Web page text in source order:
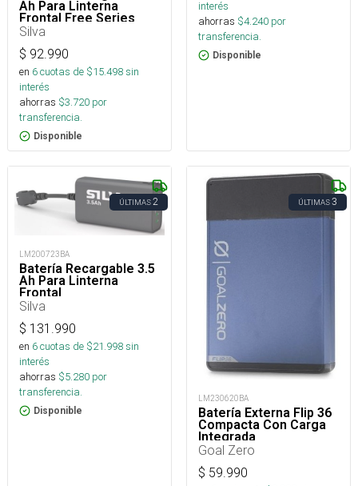
Ah Para Linterna
Frontal Free Series
Silva
$ 92.990
en 6cuotas de $15.498sin
interés
ahorras $3.720 por
transferencia.
Disponible
interés
ahorras $4.240 por
transferencia.
Disponible
ÚLTIMAS2
LM200723BA
Batería Recargable 3.5
Ah Para Linterna
Frontal
Silva
$ 131.990
en 6cuotas de $21.998sin
interés
ahorras $5.280 por
transferencia.
Disponible
ÚLTIMAS3
LM230620BA
Batería Externa Flip 36
Compacta Con Carga
Integrada
Goal Zero
$ 59.990